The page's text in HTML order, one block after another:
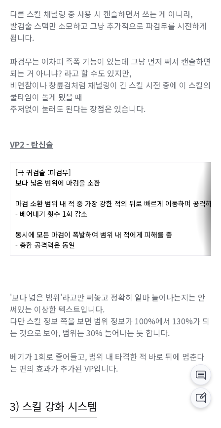
부분 다 맞는 편이었고,
정말 가끔 운 나쁠 때나 1히트 덜 맞는 정도라서 별 차이는 없
습니다.
어쨌든 이 VP의 경우 기존 탈리스만 효과에 추가적으로 한 가
지 더 효과가 생겼습니다.
됩니다.
파검무는 어차피 즉폭 기능이 있는데 그냥 먼저 써서 캔슬하면
되는 거 아니냐? 라고 할 수도 있지만,
쿨타임이 돌게 됐을 때
주저없이 눌러도 된다는 장점은 있습니다.
VP2 - 탄신술
마검 소환 범위 내 적 중 가장 강한 적의 뒤로
- 베어내기 횟수 1회 감소
동시에 모든 마검이 폭발하여 범위 내 적에게
- 총합 공격력은 동일
'보다 넓은 범위'라고만 써놓고 정확히 얼마 늘어나는지는 안
써있는 이상한 텍스트입니다.